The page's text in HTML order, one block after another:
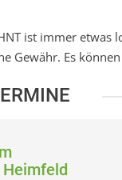
ist immer
Gewähr. Es